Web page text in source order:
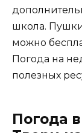
школа.
можно
Погода на
полезных
Погода